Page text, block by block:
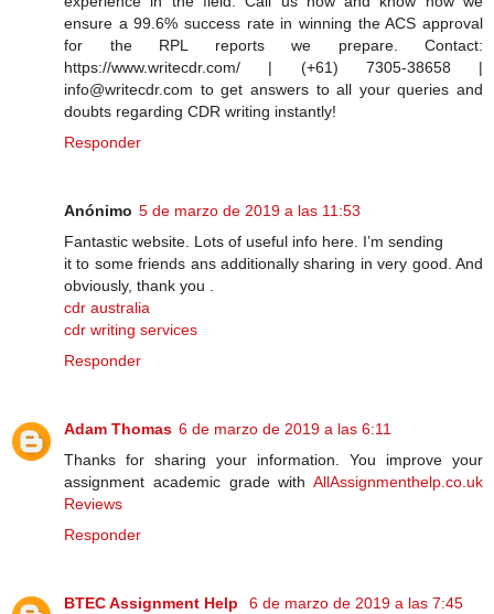
ensure a 99.6% success rate in winning the ACS approval
for the RPL reports we prepare. Contact:
https://www.writecdr.com/ | (+61) 7305-38658 |
info@writecdr.com to get answers to all your queries and
doubts regarding CDR writing instantly!
Responder
Anónimo 5 de marzo de 2019 a las 11:53
Fantastic website. Lots of useful info here. I’m sending
it to some friends ans additionally sharing in very good. And
obviously, thank you .
cdr australia
cdr writing services
Responder
Adam Thomas 6 de marzo de 2019 a las 6:11
Thanks for sharing your information. You improve your
assignment academic grade with AllAssignmenthelp.co.uk
Reviews
Responder
BTEC Assignment Help 6 de marzo de 2019 a las 7:45